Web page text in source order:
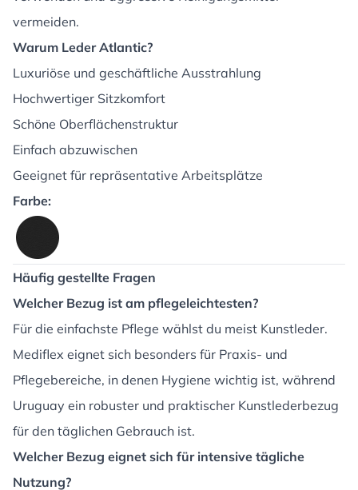
vermeiden.
Warum Leder Atlantic?
Luxuriöse und geschäftliche Ausstrahlung
Hochwertiger Sitzkomfort
Schöne Oberflächenstruktur
Einfach abzuwischen
Geeignet für repräsentative Arbeitsplätze
Farbe:
Häufig gestellte Fragen
Welcher Bezug ist am pflegeleichtesten?
Für die einfachste Pflege wählst du meist Kunstleder.
Mediflex eignet sich besonders für Praxis- und
Pflegebereiche, in denen Hygiene wichtig ist, während
Uruguay ein robuster und praktischer Kunstlederbezug
für den täglichen Gebrauch ist.
Welcher Bezug eignet sich für intensive tägliche
Nutzung?